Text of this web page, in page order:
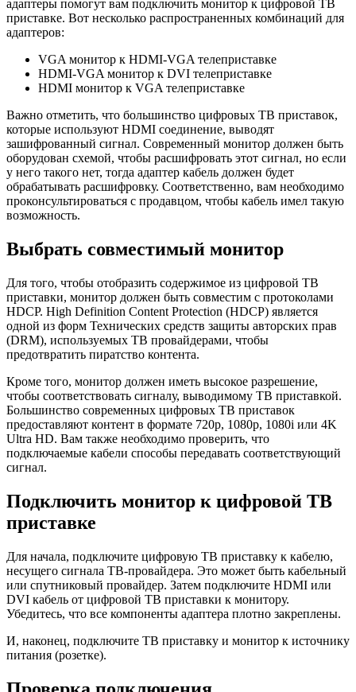
адаптеры помогут вам подключить монитор к цифровой ТВ
приставке. Вот несколько распространенных комбинаций для
адаптеров:
VGA монитор к HDMI-VGA телеприставке
HDMI-VGA монитор к DVI телеприставке
HDMI монитор к VGA телеприставке
Важно отметить, что большинство цифровых ТВ приставок,
которые используют HDMI соединение, выводят
зашифрованный сигнал. Современный монитор должен быть
оборудован схемой, чтобы расшифровать этот сигнал, но если
у него такого нет, тогда адаптер кабель должен будет
обрабатывать расшифровку. Соответственно, вам необходимо
проконсультироваться с продавцом, чтобы кабель имел такую
возможность.
Выбрать совместимый монитор
Для того, чтобы отобразить содержимое из цифровой ТВ
приставки, монитор должен быть совместим с протоколами
HDCP. High Definition Content Protection (HDCP) является
одной из форм Технических средств защиты авторских прав
(DRM), используемых ТВ провайдерами, чтобы
предотвратить пиратство контента.
Кроме того, монитор должен иметь высокое разрешение,
чтобы соответствовать сигналу, выводимому ТВ приставкой.
Большинство современных цифровых ТВ приставок
предоставляют контент в формате 720p, 1080p, 1080i или 4K
Ultra HD. Вам также необходимо проверить, что
подключаемые кабели способы передавать соответствующий
сигнал.
Подключить монитор к цифровой ТВ
приставке
Для начала, подключите цифровую ТВ приставку к кабелю,
несущего сигнала ТВ-провайдера. Это может быть кабельный
или спутниковый провайдер. Затем подключите HDMI или
DVI кабель от цифровой ТВ приставки к монитору.
Убедитесь, что все компоненты адаптера плотно закреплены.
И, наконец, подключите ТВ приставку и монитор к источнику
питания (розетке).